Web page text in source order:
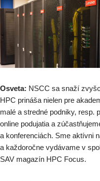
Osveta: NSCC sa snaží
HPC prináša nielen pre
malé a stredné podniky, resp.
online podujatia a
a konferenciách. Sme aktívni
a každoročne vydávame v
SAV magazín HPC Focus.